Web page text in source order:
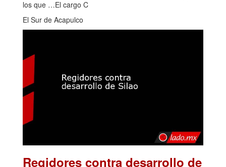
los que …El cargo C
El Sur de Acapulco
Regidores contra desarrollo de